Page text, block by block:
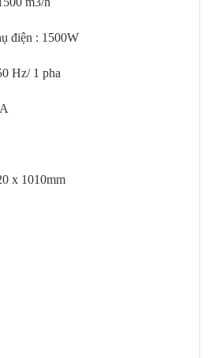
điện : 1500W
Hz/ 1 pha
x 1010mm